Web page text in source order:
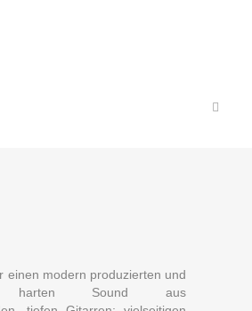
einen modern produzierten und
harten Sound aus